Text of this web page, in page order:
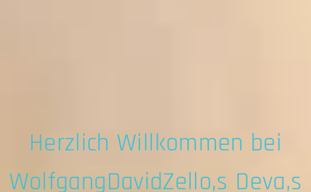
Herzlich Willkommen bei
WolfgangDavidZello,s Deva,s